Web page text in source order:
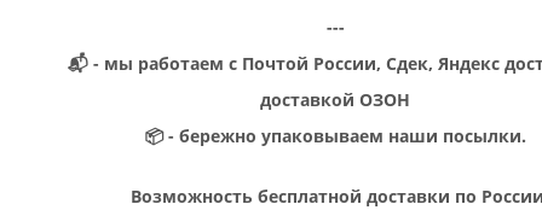
---
📬 - мы работаем с Почтой России, Сдек, Яндекс
доставкой ОЗОН
📦 - бережно упаковываем наши посылки.
Возможность бесплатной доставки по